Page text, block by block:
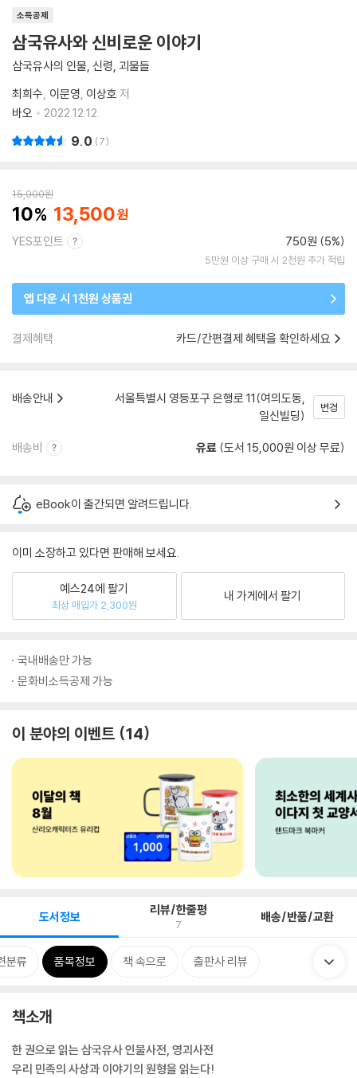
소득공제
삼국유사와 신비로운 이야기
삼국유사의 인물, 신령, 괴물들
최희수 이문영 이상호 저
바오
2022.12.12.
9.0 7
15,000원
10 13,500
YES포인트 750원 (5%)
5만원 이상 구매 시 2천원 추가 적립
앱 다운 시 1천원 상품권
결제혜택 카드/간편결제 혜택을 확인하세요
배송안내
서울특별시 영등포구 은행로 11(여의도동,
일신빌딩)
변경
배송비 유료 (도서 15,000원 이상 무료)
eBook이 출간되면 알려드립니다.
이미 소장하고 있다면 판매해 보세요.
예스24에 팔기
최상 매입가 2,300원
내 가게에서 팔기
국내배송만 가능
문화비소득공제 가능
이 분야의 이벤트 14
도서정보 리뷰/한줄평
7 배송/반품/교환
분류 품목정보 책 속으로 출판사 리뷰
책소개
한 권으로 읽는 삼국유사 인물사전, 영괴사전
우리 민족의 사상과 이야기의 원형을 읽는다!